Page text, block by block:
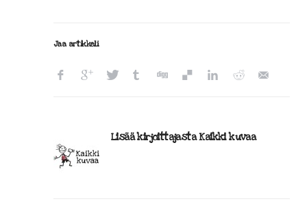
Jaa artikkeli
Lisää kirjoittajasta Kaikki kuvaa